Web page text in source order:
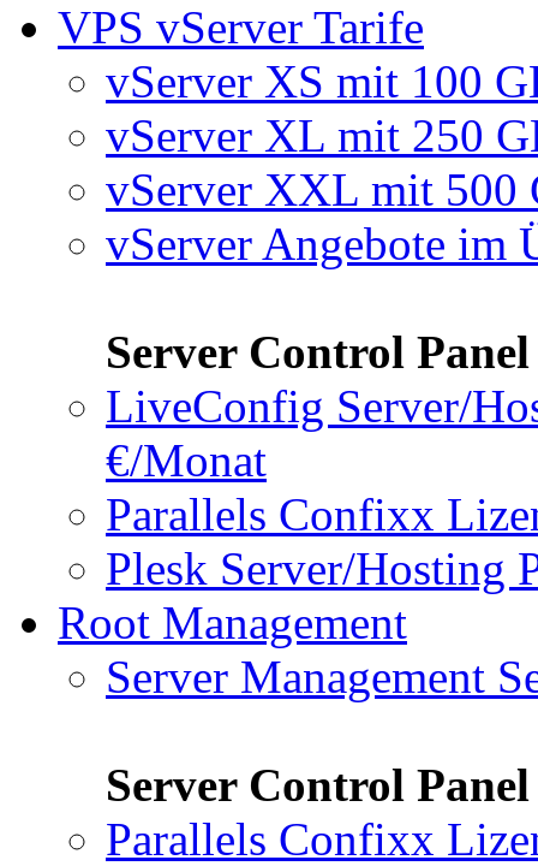
VPS vServer Tarife
vServer XS mit 100
vServer XL mit 250
vServer XXL mit 500
vServer Angebote im
Server Control
LiveConfig Server/
€/Monat
Parallels Confixx
Plesk Server/Hosting
Root Management
Server Management
Server Control
Parallels Confixx